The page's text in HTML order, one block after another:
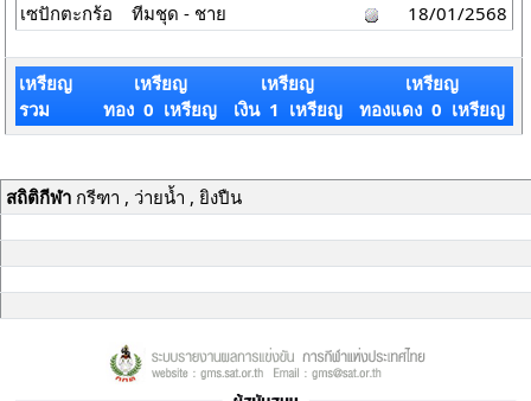
เซปักตะกร้อ ทีมชุด - ชาย 18/01/2568
เหรียญ
รวม
เหรียญ
ทอง 0 เหรียญ
เหรียญ
เงิน 1 เหรียญ
เหรียญ
ทองแดง 0 เหรียญ
สถิติกีฬากรีฑา , ว่ายน้ำ , ยิงปืน